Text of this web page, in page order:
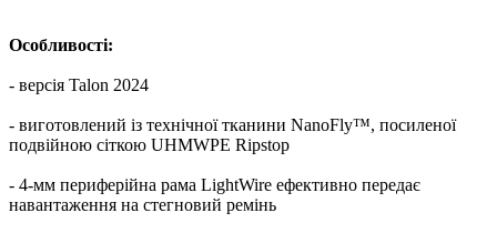
Особливості:
- версія Talon 2024
- виготовлений із технічної тканини NanoFly™, посиленої
подвійною сіткою UHMWPE Ripstop
- 4-мм периферійна рама LightWire ефективно передає
навантаження на стегновий ремінь